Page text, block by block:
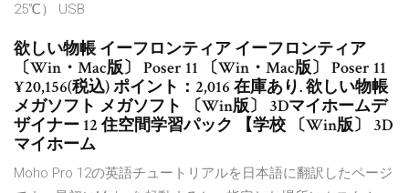
25℃） USB
欲しい物帳 イーフロンティア イーフロンティア
〔Win・Mac版〕 Poser 11 〔Win・Mac版〕 Poser 11
¥20,156(税込) ポイント：2,016 在庫あり. 欲しい物帳
メガソフト メガソフト 〔Win版〕 3Dマイホームデ
ザイナー 12 住空間学習パック 【学校 〔Win版〕 3D
マイホーム
Moho Pro 12の英語チュートリアルを日本語に翻訳したページ